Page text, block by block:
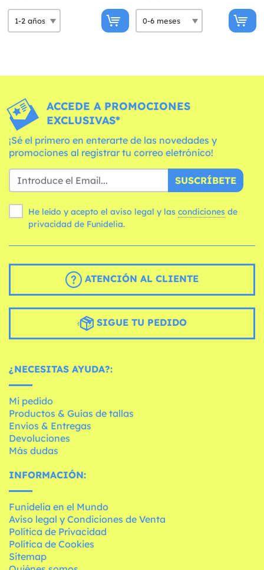
ACCEDE A PROMOCIONES
EXCLUSIVAS*
¡Sé el primero en enterarte de las novedades y
promociones al registrar tu correo eletrónico!
SUSCRÍBETE
He leído y acepto el aviso legal y las condiciones
privacidad de Funidelia.
ATENCIÓN AL CLIENTE
SIGUE TU PEDIDO
¿NECESITAS AYUDA?:
Mi pedido
Productos & Guías de tallas
Envíos & Entregas
Devoluciones
Más dudas
INFORMACIÓN:
Funidelia en el Mundo
Aviso legal y Condiciones de Venta
Política de Privacidad
Política de Cookies
Sitemap